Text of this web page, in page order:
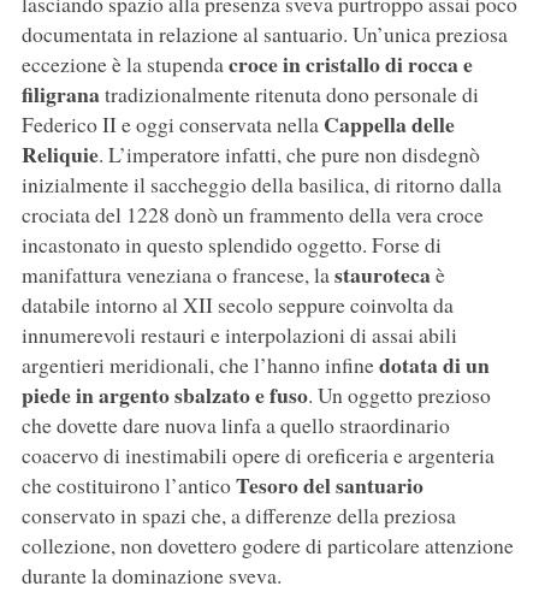
documentata in relazione al santuario. Un’unica preziosa
eccezione è la stupendacroce in cristallo di rocca e
filigranatradizionalmente ritenuta dono personale di
Federico II e oggi conservata nella Cappella delle
Reliquie. L’imperatore infatti, che pure non disdegnò
inizialmente il saccheggio della basilica, di ritorno dalla
crociata del 1228 donò un frammento della vera croce
incastonato in questo splendido oggetto. Forse di
manifattura veneziana o francese, lastaurotecaè
databile intorno al XII secolo seppure coinvolta da
innumerevoli restauri e interpolazioni di assai abili
argentieri meridionali, che l’hanno infinedotata di un
piede in argento sbalzato e fuso. Un oggetto prezioso
che dovette dare nuova linfa a quello straordinario
coacervo di inestimabili opere di oreficeria e argenteria
che costituirono l’anticoTesoro del santuario
conservato in spazi che, a differenze della preziosa
collezione, non dovettero godere di particolare attenzione
durante la dominazione sveva.